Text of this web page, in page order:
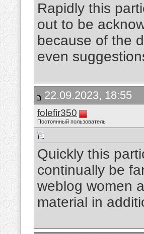
Rapidly this
out to be
because of the
even
22.09.2023, 18:55
folefir350
Постоянный пользователь
Quickly this
continually be
weblog women
material in